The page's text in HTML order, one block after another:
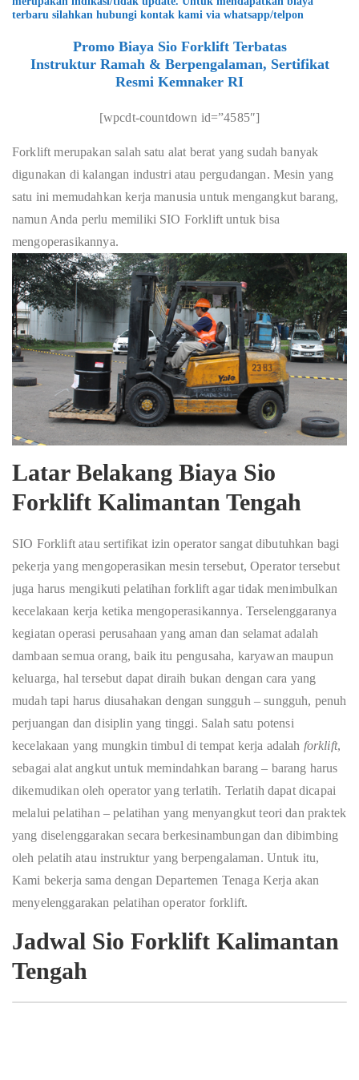
terbaru silahkan hubungi kontak kami via whatsapp/telpon
Promo Biaya Sio Forklift Terbatas
Instruktur Ramah & Berpengalaman, Sertifikat
Resmi Kemnaker RI
[wpcdt-countdown id=”4585″]
Forklift merupakan salah satu alat berat yang sudah banyak
digunakan di kalangan industri atau pergudangan. Mesin yang
satu ini memudahkan kerja manusia untuk mengangkut barang,
namun Anda perlu memiliki SIO Forklift untuk bisa
mengoperasikannya.
Latar Belakang Biaya Sio
Forklift Kalimantan Tengah
SIO Forklift atau sertifikat izin operator sangat dibutuhkan bagi
pekerja yang mengoperasikan mesin tersebut, Operator tersebut
juga harus mengikuti pelatihan forklift agar tidak menimbulkan
kecelakaan kerja ketika mengoperasikannya. Terselenggaranya
kegiatan operasi perusahaan yang aman dan selamat adalah
dambaan semua orang, baik itu pengusaha, karyawan maupun
keluarga, hal tersebut dapat diraih bukan dengan cara yang
mudah tapi harus diusahakan dengan sungguh – sungguh, penuh
perjuangan dan disiplin yang tinggi. Salah satu potensi
kecelakaan yang mungkin timbul di tempat kerja adalah forklift,
sebagai alat angkut untuk memindahkan barang – barang harus
dikemudikan oleh operator yang terlatih. Terlatih dapat dicapai
melalui pelatihan – pelatihan yang menyangkut teori dan praktek
yang diselenggarakan secara berkesinambungan dan dibimbing
oleh pelatih atau instruktur yang berpengalaman. Untuk itu,
Kami bekerja sama dengan Departemen Tenaga Kerja akan
menyelenggarakan pelatihan operator forklift.
Jadwal Sio Forklift Kalimantan
Tengah